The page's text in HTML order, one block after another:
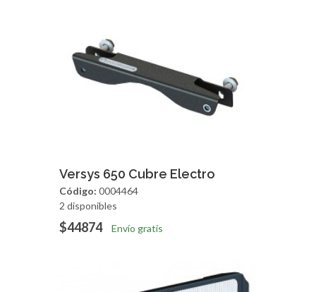
Agregar Vista Rapida
Versys 650 Cubre Electro
Código: 0004464
2 disponibles
$44874 Envío gratis